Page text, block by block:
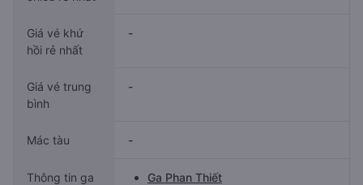
Giá vé khứ
hồi rẻ nhất
-
Giá vé trung
bình
-
Mác tàu -
Thông tin ga
Ga Phan Thiết